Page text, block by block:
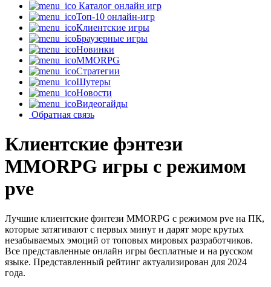
Каталог онлайн игр
Топ-10 онлайн-игр
Клиентские игры
Браузерные игры
Новинки
MMORPG
Стратегии
Шутеры
Новости
Видеогайды
Обратная связь
Клиентские фэнтези
MMORPG игры с режимом
pve
Лучшие клиентские фэнтези MMORPG с режимом pve на ПК,
которые затягивают с первых минут и дарят море крутых
незабываемых эмоций от топовых мировых разработчиков.
Все представленные онлайн игры бесплатные и на русском
языке. Представленный рейтинг актуализирован для 2024
года.